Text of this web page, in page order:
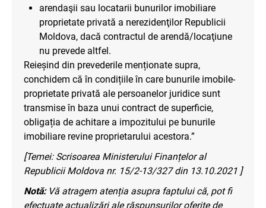
arendaşii sau locatarii bunurilor imobiliare
proprietate privată a nerezidenţilor Republicii
Moldova, dacă contractul de arendă/locaţiune
nu prevede altfel.
Reieșind din prevederile menționate supra,
conchidem că în condițiile în care bunurile imobile-
proprietate privată ale persoanelor juridice sunt
transmise în baza unui contract de superficie,
obligația de achitare a impozitului pe bunurile
imobiliare revine proprietarului acestora.”
[Temei: Scrisoarea Ministerului Finanțelor al
Republicii Moldova nr. 15/2-13/327 din 13.10.2021 ]
Notă:Vă atragem atenția asupra faptului că, pot fi
efectuate actualizări ale răspunsurilor oferite de